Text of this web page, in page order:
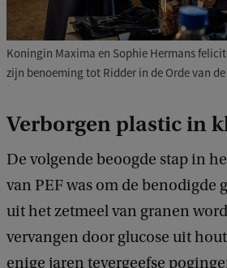
Koningin Maxima en Sophie Hermans
zijn benoeming tot Ridder in de Orde van
Verborgen plastic in
De volgende beoogde stap in
van PEF was om de benodigde
uit het zetmeel van granen
vervangen door glucose uit
enige jaren tevergeefse